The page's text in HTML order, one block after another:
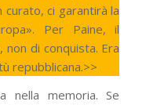
curato, ci garantirà la
Per Paine, il
di conquista. Era
repubblicana.>>
nella memoria. Se